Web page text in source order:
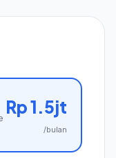
Rp 1.5jt
/bulan